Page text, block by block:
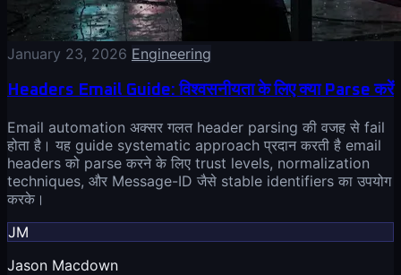
January 23, 2026 Engineering
Headers Email Guide: विश्वसनीयता के लिए क्या Parse करें
Email automation अक्सर गलत header parsing की वजह से fail
होता है। यह guide systematic approach प्रदान करती है email
headers को parse करने के लिए trust levels, normalization
techniques, और Message-ID जैसे stable identifiers का उपयोग
करके।
JM
Jason Macdown